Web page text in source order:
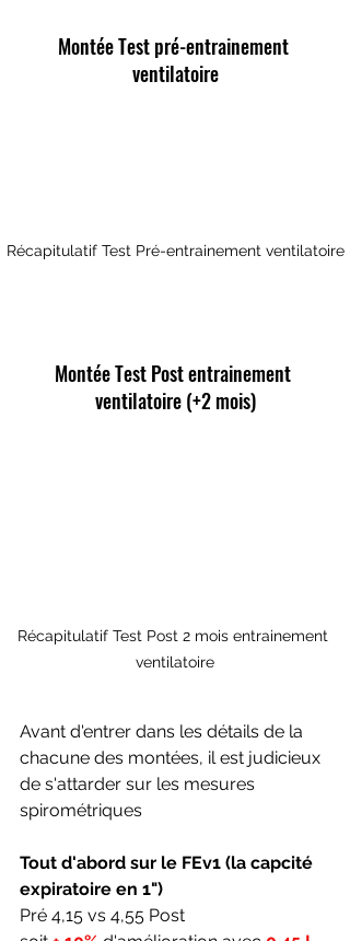
Montée Test pré-entrainement
ventilatoire
Récapitulatif Test Pré-entrainement ventilatoire
Montée Test Post entrainement
ventilatoire (+2 mois)
Récapitulatif Test Post 2 mois entrainement
ventilatoire
Avant d'entrer dans les détails de la
chacune des montées, il est judicieux
de s'attarder sur les mesures
spirométriques
Tout d'abord sur le FEv1 (la capcité
expiratoire en 1")
Pré 4,15 vs 4,55 Post